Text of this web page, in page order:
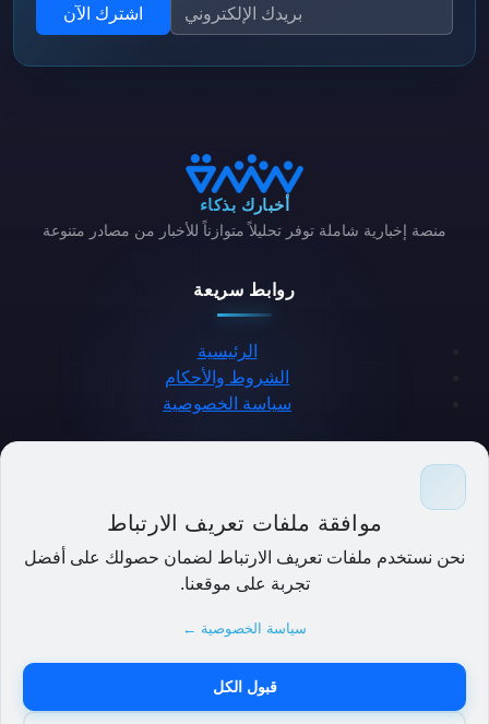
موافقة ملفات تعريف الارتباط
نحن نستخدم ملفات تعريف الارتباط لضمان حصولك على أفضل
تجربة على موقعنا.
سياسة الخصوصية ←
قبول الكل
اشترك الآن
أخبارك بذكاء
منصة إخبارية شاملة توفر تحليلاً متوازناً للأخبار من مصادر متنوعة
روابط سريعة
الرئيسية
الشروط والأحكام
سياسة الخصوصية